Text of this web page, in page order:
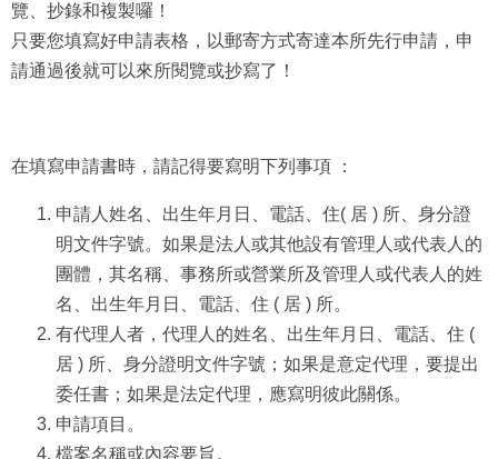
覽、抄錄和複製囉！
只要您填寫好申請表格，以郵寄方式寄達本所先行申請，申
請通過後就可以來所閱覽或抄寫了！
在填寫申請書時，請記得要寫明下列事項 ：
申請人姓名、出生年月日、電話、住( 居 ) 所、身分證
明文件字號。如果是法人或其他設有管理人或代表人的
團體，其名稱、事務所或營業所及管理人或代表人的姓
名、出生年月日、電話、住 ( 居 ) 所。
有代理人者，代理人的姓名、出生年月日、電話、住 (
居 ) 所、身分證明文件字號；如果是意定代理，要提出
委任書；如果是法定代理，應寫明彼此關係。
申請項目。
檔案名稱或內容要旨。